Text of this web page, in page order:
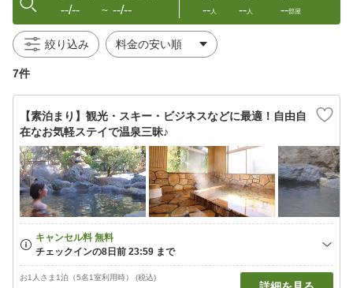
--/-- 〜 --/-- --人 --人 --部屋
絞り込み
7件
【素泊まり】観光・スキー・ビジネスなどに最適！自由自
在なお気軽ステイで温泉三昧♪
お1人さま1泊（5名1室利用時） (税込)